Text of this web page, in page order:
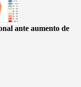
ante aumento de